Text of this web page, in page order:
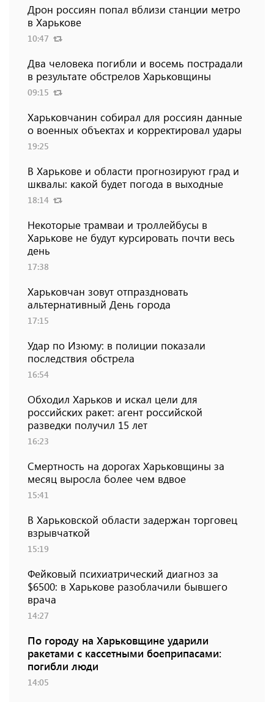
Дрон россиян попал вблизи станции метро
в Харькове
10:47
Два человека погибли и восемь пострадали
в результате обстрелов Харьковщины
09:15
Харьковчанин собирал для россиян данные
о военных объектах и ​​корректировал удары
19:25
В Харькове и области прогнозируют град и
шквалы: какой будет погода в выходные
18:14
Некоторые трамваи и троллейбусы в
Харькове не будут курсировать почти весь
день
17:38
Харьковчан зовут отпраздновать
альтернативный День города
17:15
Удар по Изюму: в полиции показали
последствия обстрела
16:54
Обходил Харьков и искал цели для
российских ракет: агент российской
разведки получил 15 лет
16:23
Смертность на дорогах Харьковщины за
месяц выросла более чем вдвое
15:41
В Харьковской области задержан торговец
взрывчаткой
15:19
Фейковый психиатрический диагноз за
$6500: в Харькове разоблачили бывшего
врача
14:27
По городу на Харьковщине ударили
ракетами с кассетными боеприпасами:
погибли люди
14:05